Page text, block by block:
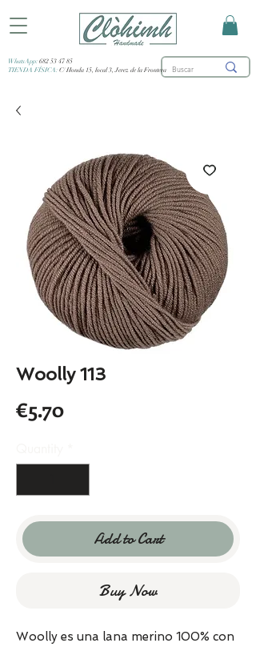
WhatsApp: 682 53 47 85
TIENDA FÍSICA: C/ Honda 15, local 3, Jerez de la Frontera
Woolly 113
€5.70Price
Add to Cart
Buy Now
Woolly es una lana merino 100% con